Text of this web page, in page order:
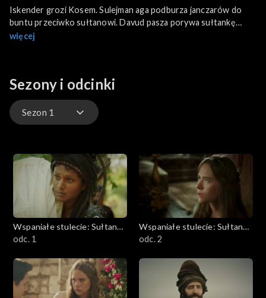
Iskender grozi Kosem. Sulejman aga podburza janczarów do
buntu przeciwko sułtanowi. Davud pasza porywa sułtankę
Safiye, żeby dowiedzieć się, gdzie ukryła syna. Zülfikar zabija
więcej
Sezony i odcinki
Sezon 1
Sezon 2
Wspaniałe stulecie: Sułtanka
Kösem
odc. 1
Wspaniałe stulecie: Sułtanka
Kösem
odc. 2